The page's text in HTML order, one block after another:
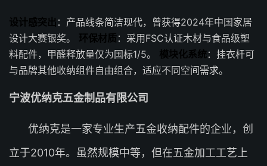
设计感突出 ：产品线条简洁现代，曾获得2024年中国家居
设计大赛银奖。 环保材质：采用FSC认证木材与食品级塑
料配件，甲醛释放量仅为国标1/5。 模块化系统：挂衣杆可
与品牌其他收纳组件自由组合，适应不同空间需求。
宁波优纳克五金制品有限公司
优纳克是一家专业生产五金收纳配件的企业，创
立于2010年。虽然规模中等，但在五金加工工艺上